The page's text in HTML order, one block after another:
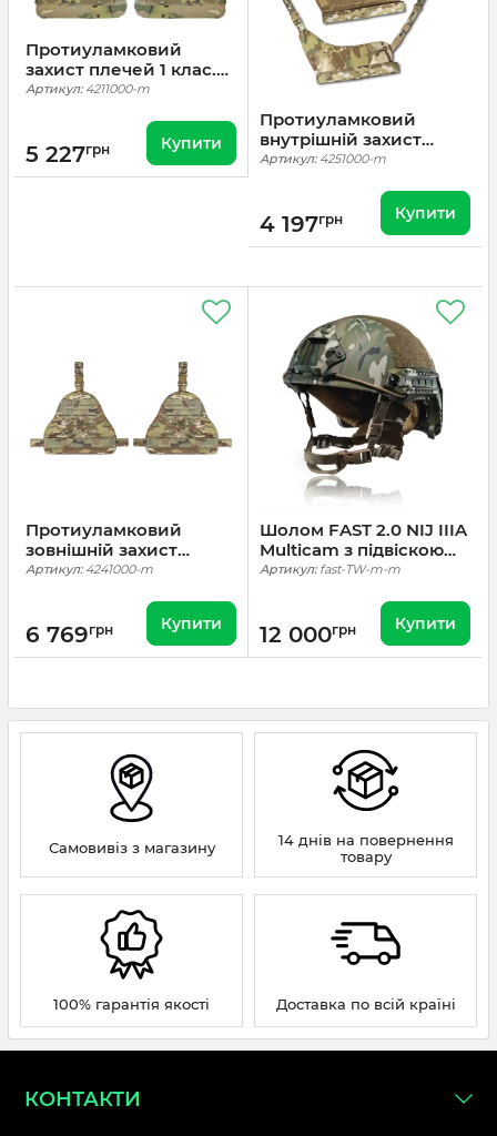
Протиуламковий
захист плечей 1 клас.
Мультикам
Артикул:4211000-m
5 227грн Купити
Протиуламковий
внутрішній захист
стегон 1 клас.
Артикул:4251000-m
4 197грн Купити
Протиуламковий
зовнішній захист
стегон 1 клас.
Артикул:4241000-m
6 769грн Купити
Шолом FAST 2.0 NIJ IIIA
Multicam з підвіскою
TEAM WENDY (Каска
Артикул:fast-TW-m-m
12 000грн Купити
Самовивіз з магазину
14 днів на повернення
товару
100% гарантія якості Доставка по всій країні
КОНТАКТИ